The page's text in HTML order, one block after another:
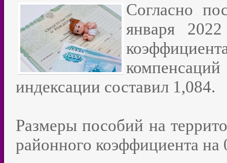
Согласно
января
индексации составил 1,084.
Размеры пособий на
районного коэффициента на